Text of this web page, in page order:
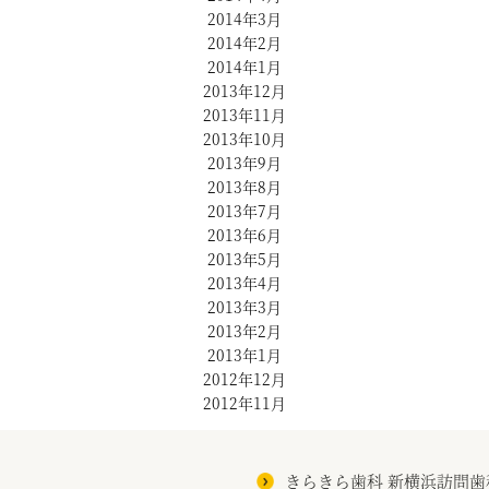
2014年3月
2014年2月
2014年1月
2013年12月
2013年11月
2013年10月
2013年9月
2013年8月
2013年7月
2013年6月
2013年5月
2013年4月
2013年3月
2013年2月
2013年1月
2012年12月
2012年11月
きらきら歯科 新横浜訪問